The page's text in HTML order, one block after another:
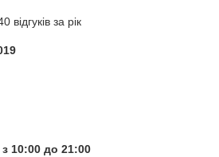
відгуків за рік
10:00 до 21:00